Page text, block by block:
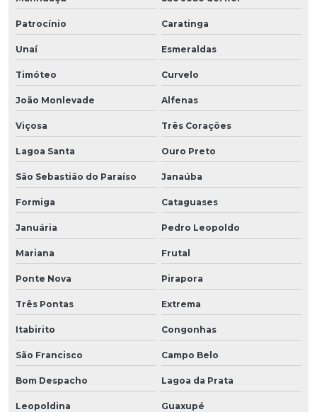
Patrocínio Caratinga
Unaí Esmeraldas
Timóteo Curvelo
João Monlevade Alfenas
Viçosa Três Corações
Lagoa Santa Ouro Preto
São Sebastião do Paraíso Janaúba
Formiga Cataguases
Januária Pedro Leopoldo
Mariana Frutal
Ponte Nova Pirapora
Três Pontas Extrema
Itabirito Congonhas
São Francisco Campo Belo
Bom Despacho Lagoa da Prata
Leopoldina Guaxupé